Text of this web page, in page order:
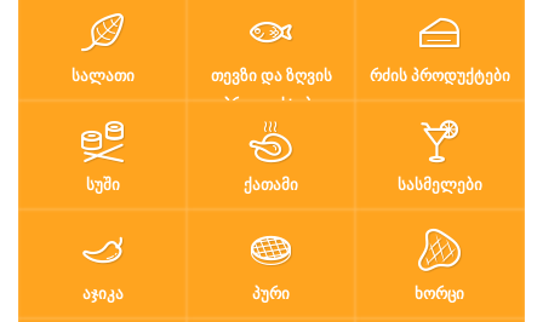
ᲡᲐᲚᲐᲗᲘ
ᲗᲔᲕᲖᲘ ᲓᲐ ᲖᲦᲕᲘᲡ
ᲞᲠᲝᲓᲣᲥᲢᲔᲑᲘ
ᲠᲫᲘᲡ ᲞᲠᲝᲓᲣᲥᲢᲔᲑᲘ
ᲡᲣᲨᲘ ᲥᲐᲗᲐᲛᲘ ᲡᲐᲡᲛᲔᲚᲔᲑᲘ
ᲐᲯᲘᲙᲐ ᲞᲣᲠᲘ ᲮᲝᲠᲪᲘ